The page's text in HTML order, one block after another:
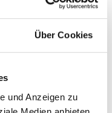
Über Cookies
und Anzeigen zu
privater
von Wald und